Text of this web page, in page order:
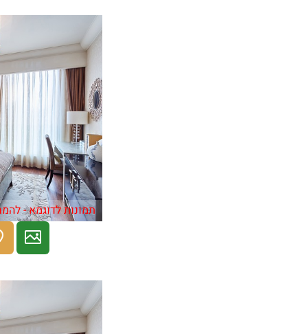
תמונות לדוגמא -